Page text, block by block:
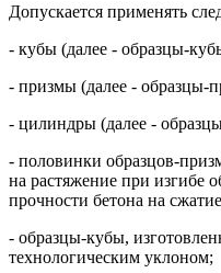
Допускается применять
- кубы (далее - образцы-
- призмы (далее - образцы-
- цилиндры (далее -
- половинки образцов-
на растяжение при изгибе
прочности бетона на
- образцы-кубы,
технологическим уклоном;